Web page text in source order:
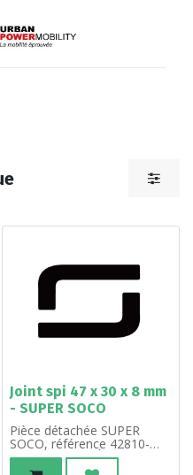
Joint spi 47 x 30 x 8 mm
- SUPER SOCO
Pièce détachée SUPER
SOCO, référence 42810-
QBHA-A00-03. À l'unité.